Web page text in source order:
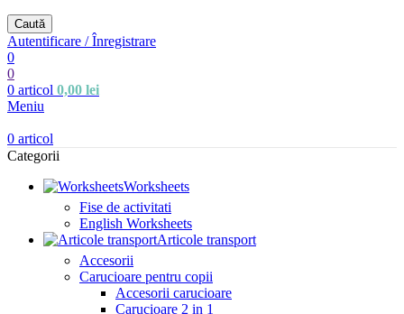
Caută
Autentificare / Înregistrare
0
0
0 articol 0,00 lei
Meniu
0 articol
Categorii
Worksheets
Fise de activitati
English Worksheets
Articole transport
Accesorii
Carucioare pentru copii
Accesorii carucioare
Carucioare 2 in 1